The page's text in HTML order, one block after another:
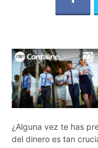
¿Alguna vez te has
del dinero es tan